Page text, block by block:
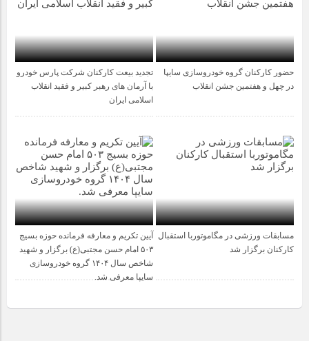
5 ماه قبل
حضور کارکنان گروه خودروسازی سایپا
در چهل و هفتمین جشن انقلاب
1 سال قبل
تجدید بیعت کارکنان شرکت پارس خودرو
با آرمان های رهبر کبیر و فقید انقلاب
اسلامی ایران
1 سال قبل
مسابقات ورزشی در مگاموتوربا استقبال
کارکنان برگزار شد
آیین تکریم و معارفه فرمانده حوزه بسیج
۵۰۳ امام حسن مجتبی(ع) برگزار و شهید
شاخص سال ۱۴۰۴ گروه خودروسازی
سایپا معرفی شد.